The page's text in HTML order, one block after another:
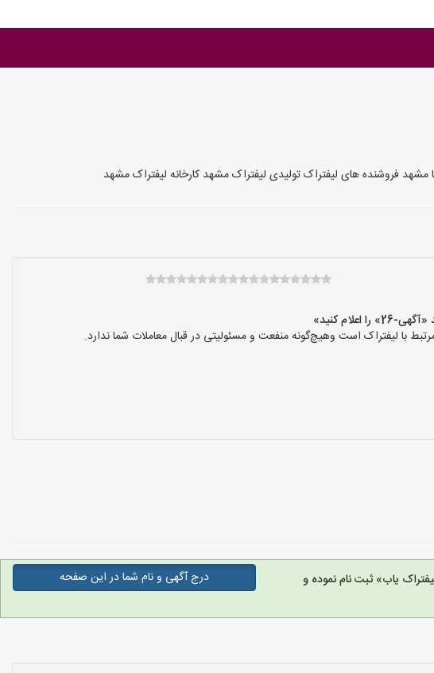
فروشنده های لیفتراک تولیدی لیفتراک مشهد کارخانه لیفتراک مشهد
کنید»
با لیفتراک است وهیچ‌گونه منفعت و مسئولیتی در قبال معاملات شما ندارد.
یاب» ثبت نام نموده و
درج آگهی و نام شما در این صفحه